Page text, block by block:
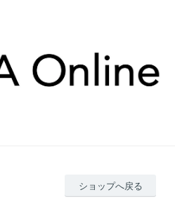
ショップへ戻る